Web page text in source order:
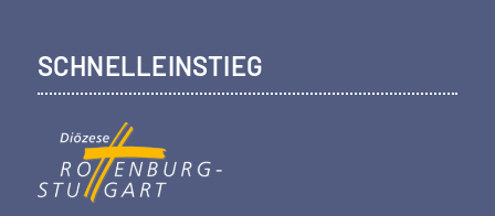
SCHNELLEINSTIEG